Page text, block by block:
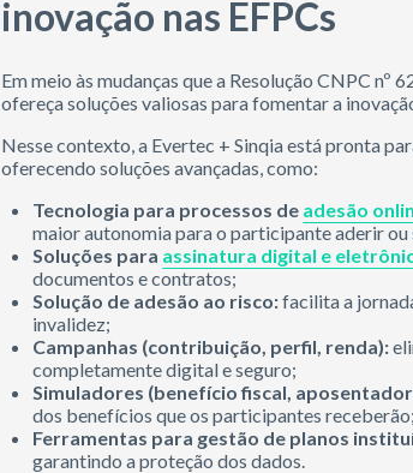
inovação nas EFPCs
Em meio às mudanças que a Resolução CNPC
ofereça soluções valiosas para fomentar a
Nesse contexto, a Evertec + Sinqia está pronta
oferecendo soluções avançadas, como:
Tecnologia para processos de adesão
maior autonomia para o participante aderir
Soluções para assinatura digital e
documentos e contratos;
Solução de adesão ao risco:facilita a
invalidez;
Campanhas (contribuição, perfil, renda):
completamente digital e seguro;
Simuladores (benefício fiscal,
dos benefícios que os participantes receberão;
Ferramentas para gestão de planos
garantindo a proteção dos dados.